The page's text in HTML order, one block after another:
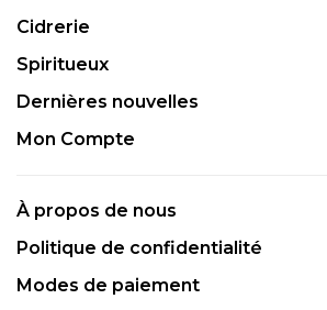
Cidrerie
Spiritueux
Dernières nouvelles
Mon Compte
À propos de nous
Politique de confidentialité
Modes de paiement